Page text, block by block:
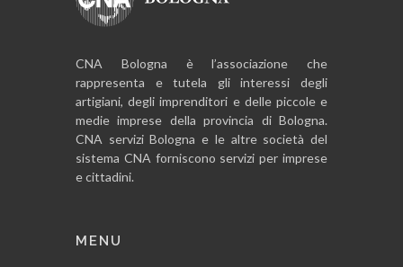
CNA Bologna è l’associazione che
rappresenta e tutela gli interessi degli
artigiani, degli imprenditori e delle piccole e
medie imprese della provincia di Bologna.
CNA servizi Bologna e le altre società del
sistema CNA forniscono servizi per imprese
e cittadini.
MENU